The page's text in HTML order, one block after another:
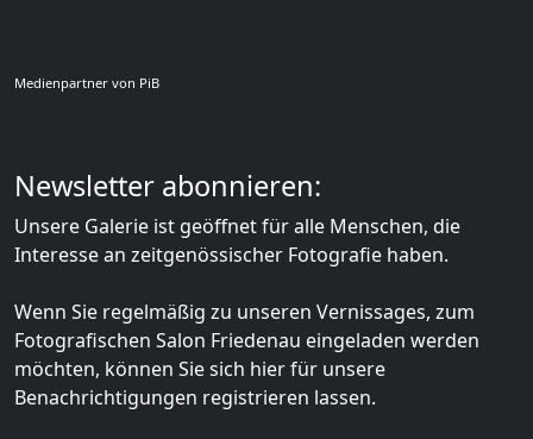
Medienpartner von PiB
Newsletter abonnieren:
Unsere Galerie ist geöffnet für alle Menschen, die
Interesse an zeitgenössischer Fotografie haben.
Wenn Sie regelmäßig zu unseren Vernissages, zum
Fotografischen Salon Friedenau eingeladen werden
möchten, können Sie sich hier für unsere
Benachrichtigungen registrieren lassen.